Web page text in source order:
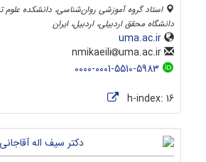
استاد گروه آموزشی روان‌شناسی، دانشکده علوم
دانشگاه محقق اردبیلی، اردبیل، ایران
uma.ac.ir
uma.ac.ir
0000-0001-5510-5983
h-index: 16